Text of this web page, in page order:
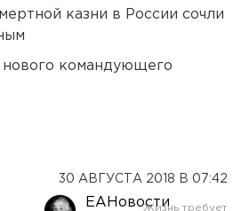
казни в России сочли
нового командующего
30 АВГУСТА 2018 В 07:42
ЕАНовости